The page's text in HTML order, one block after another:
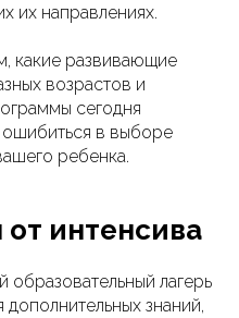
их направлениях.
какие развивающие
возрастов и
сегодня
ошибиться в выборе
ребенка.
интенсива
образовательный лагерь
знаний,